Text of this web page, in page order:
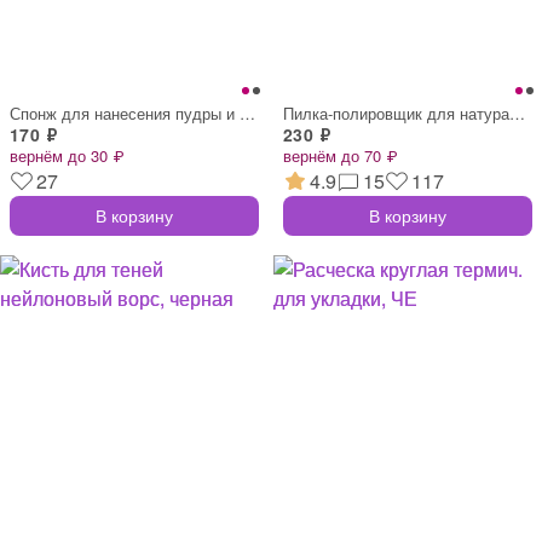
Спонж для нанесения пудры и тон.средств,
170 ₽
вернём до 30 ₽
27
В корзину
Пилка-полировщик для натуральных ногтей
230 ₽
вернём до 70 ₽
4.9 15 117
В корзину